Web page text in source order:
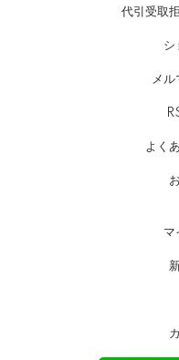
代引受取
シ
メル
よく
マ